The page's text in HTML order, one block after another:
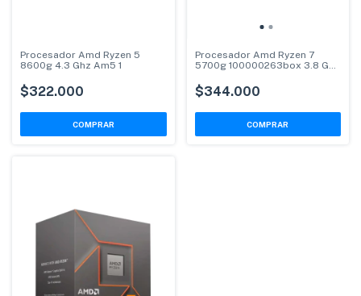
Procesador Amd Ryzen 5
8600g 4.3 Ghz Am5 1
$322.000
Procesador Amd Ryzen 7
5700g 100000263box 3.8 Ghz
$344.000